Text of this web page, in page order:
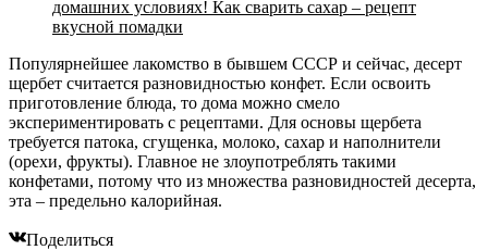
домашних условиях! Как сварить сахар – рецепт
вкусной помадки
Популярнейшее лакомство в бывшем СССР и сейчас, десерт
щербет считается разновидностью конфет. Если освоить
приготовление блюда, то дома можно смело
экспериментировать с рецептами. Для основы щербета
требуется патока, сгущенка, молоко, сахар и наполнители
(орехи, фрукты). Главное не злоупотреблять такими
конфетами, потому что из множества разновидностей десерта,
эта – предельно калорийная.
Поделиться